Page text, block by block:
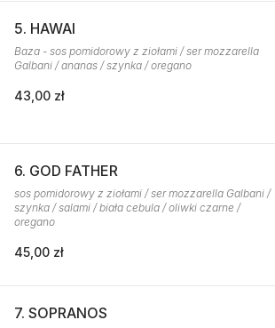
5. HAWAI
Baza - sos pomidorowy z ziołami / ser mozzarella
Galbani / ananas / szynka / oregano
43,00 zł
6. GOD FATHER
sos pomidorowy z ziołami / ser mozzarella Galbani /
szynka / salami / biała cebula / oliwki czarne /
oregano
45,00 zł
7. SOPRANOS